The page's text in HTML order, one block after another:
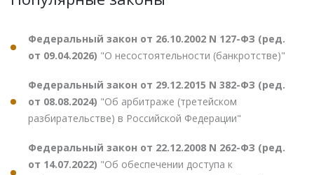
Федеральный закон от 26.10.2002 N 127-ФЗ (ред.
от 09.04.2026) "О несостоятельности (банкротстве)"
Федеральный закон от 29.12.2015 N 382-ФЗ (ред.
от 08.08.2024) "Об арбитраже (третейском
разбирательстве) в Российской Федерации"
Федеральный закон от 22.12.2008 N 262-ФЗ (ред.
от 14.07.2022) "Об обеспечении доступа к